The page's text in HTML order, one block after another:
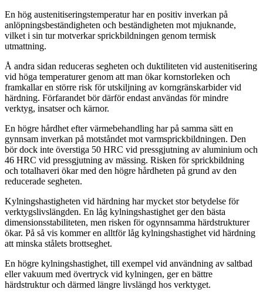
En hög austenitiseringstemperatur har en positiv inverkan på
anlöpningsbeständigheten och beständigheten mot mjuknande,
vilket i sin tur motverkar sprickbildningen genom termisk
utmattning.
Å andra sidan reduceras segheten och duktiliteten vid austenitisering
vid höga temperaturer genom att man ökar kornstorleken och
framkallar en större risk för utskiljning av korngränskarbider vid
härdning. Förfarandet bör därför endast användas för mindre
verktyg, insatser och kärnor.
En högre hårdhet efter värmebehandling har på samma sätt en
gynnsam inverkan på motståndet mot varmsprickbildningen. Den
bör dock inte överstiga 50 HRC vid pressgjutning av aluminium och
46 HRC vid pressgjutning av mässing. Risken för sprickbildning
och totalhaveri ökar med den högre hårdheten på grund av den
reducerade segheten.
Kylningshastigheten vid härdning har mycket stor betydelse för
verktygslivslängden. En låg kylnings­hastighet ger den bästa
dimensionsstabiliteten, men risken för ogynnsamma härdstrukturer
ökar. På så vis kommer en alltför låg kylningshastighet vid härdning
att minska stålets brottseghet.
En högre kylningshastighet, till exempel vid användning av saltbad
eller vakuum med övertryck vid kylningen, ger en bättre
härdstruktur och därmed längre livslängd hos verktyget.